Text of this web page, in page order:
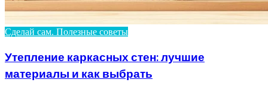
Сделай сам. Полезные советы
Утепление каркасных стен: лучшие
материалы и как выбрать